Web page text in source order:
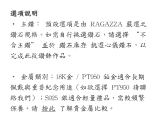
選項說明
‧ 主鑽： 預設選項是由 RAGAZZA 嚴選之
鑽石規格。如需自行挑選鑽石，請選擇 “不
含主鑽” 並於 鑽石庫存 挑選心儀鑽石，以
完成此枚鑽飾作品。
‧ 金屬類別：18K金 / PT950 鉑金適合長期
佩戴與重要紀念用途（如欲選擇 PT950 請聯
絡我們）；S925 銀適合輕量禮品，需較頻繁
保養。請 按此 了解貴金屬比較。